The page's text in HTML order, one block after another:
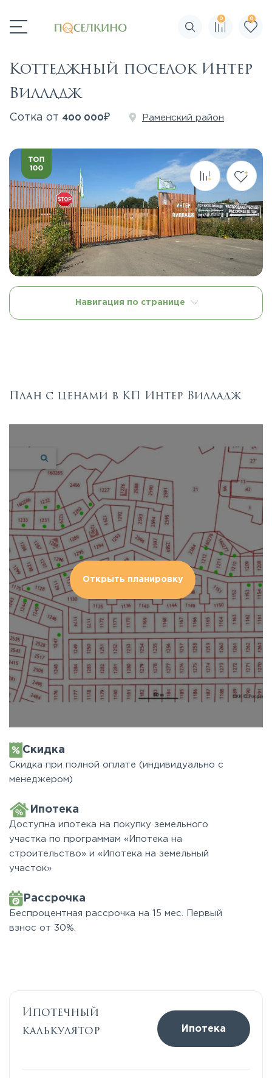
Поиск по сайту
0 0
Коттеджный поселок Интер
Вилладж
Сотка от 400 000₽ Раменский район
Навигация по странице
План с ценами в КП Интер Вилладж
Открыть планировку
Скидка
Скидка при полной оплате (индивидуально с
менеджером)
Ипотека
Доступна ипотека на покупку земельного
участка по программам «Ипотека на
строительство» и «Ипотека на земельный
участок»
Рассрочка
Беспроцентная рассрочка на 15 мес. Первый
взнос от 30%.
Ипотечный
калькулятор
Ипотека